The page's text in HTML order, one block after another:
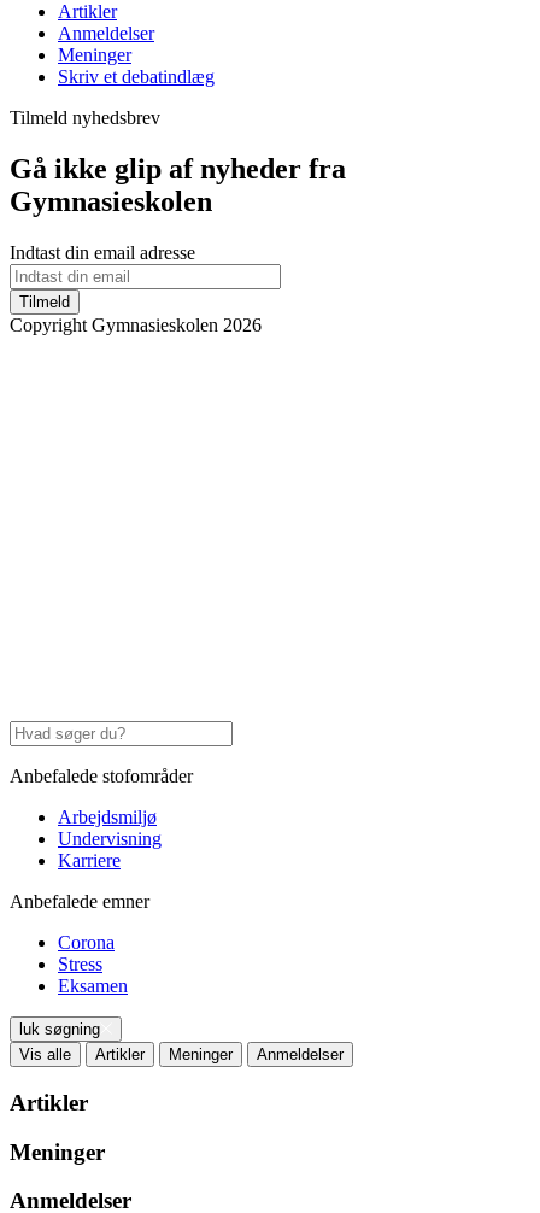
Artikler
Anmeldelser
Meninger
Skriv et debatindlæg
Tilmeld nyhedsbrev
Gå ikke glip af nyheder fra
Gymnasieskolen
Indtast din email adresse
Tilmeld
Copyright Gymnasieskolen 2026
Anbefalede stofområder
Arbejdsmiljø
Undervisning
Karriere
Anbefalede emner
Corona
Stress
Eksamen
luk søgning
Vis alle
Artikler Meninger Anmeldelser
Artikler
Meninger
Anmeldelser